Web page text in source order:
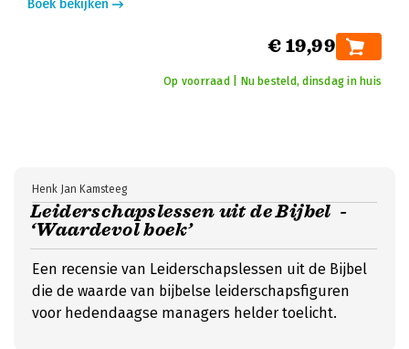
Boek bekijken
€ 19,99
Op voorraad | Nu besteld, dinsdag in huis
Leiderschapslessen uit de Bijbel -
‘Waardevol boek’
Henk Jan Kamsteeg
Een recensie van Leiderschapslessen uit de Bijbel
die de waarde van bijbelse leiderschapsfiguren
voor hedendaagse managers helder toelicht.